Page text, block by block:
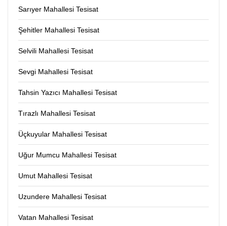
Sarıyer Mahallesi Tesisat
Şehitler Mahallesi Tesisat
Selvili Mahallesi Tesisat
Sevgi Mahallesi Tesisat
Tahsin Yazıcı Mahallesi Tesisat
Tırazlı Mahallesi Tesisat
Üçkuyular Mahallesi Tesisat
Uğur Mumcu Mahallesi Tesisat
Umut Mahallesi Tesisat
Uzundere Mahallesi Tesisat
Vatan Mahallesi Tesisat